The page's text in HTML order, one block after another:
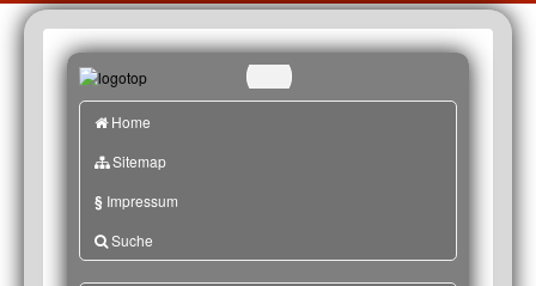
Home
Sitemap
§ Impressum
Suche